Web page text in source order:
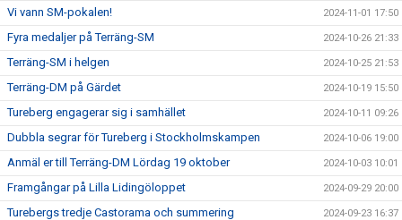
Vi vann SM-pokalen! 2024-11-01 17:50
Fyra medaljer på Terräng-SM 2024-10-26 21:33
Terräng-SM i helgen 2024-10-25 21:53
Terräng-DM på Gärdet 2024-10-19 15:50
Tureberg engagerar sig i samhället 2024-10-11 09:26
Dubbla segrar för Tureberg i Stockholmskampen 2024-10-06 19:00
Anmäl er till Terräng-DM Lördag 19 oktober 2024-10-03 10:01
Framgångar på Lilla Lidingöloppet 2024-09-29 20:00
Turebergs tredje Castorama och summering 2024-09-23 16:37